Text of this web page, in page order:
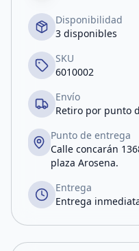
Disponibilidad
3 disponibles
SKU
6010002
Envío
Retiro por punto
Punto de entrega
Calle concarán
plaza Arosena.
Entrega
Entrega